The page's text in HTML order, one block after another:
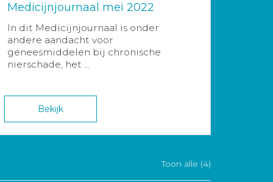
Medicijnjournaal mei 2022
In dit Medicijnjournaal is onder
andere aandacht voor
geneesmiddelen bij chronische
nierschade, het ...
Bekijk
Toon alle (4)